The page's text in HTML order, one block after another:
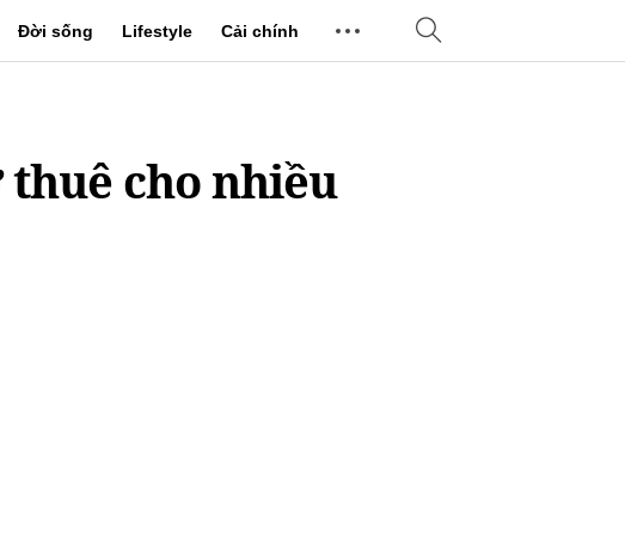
Đời sống Lifestyle Cải chính
cho nhiều